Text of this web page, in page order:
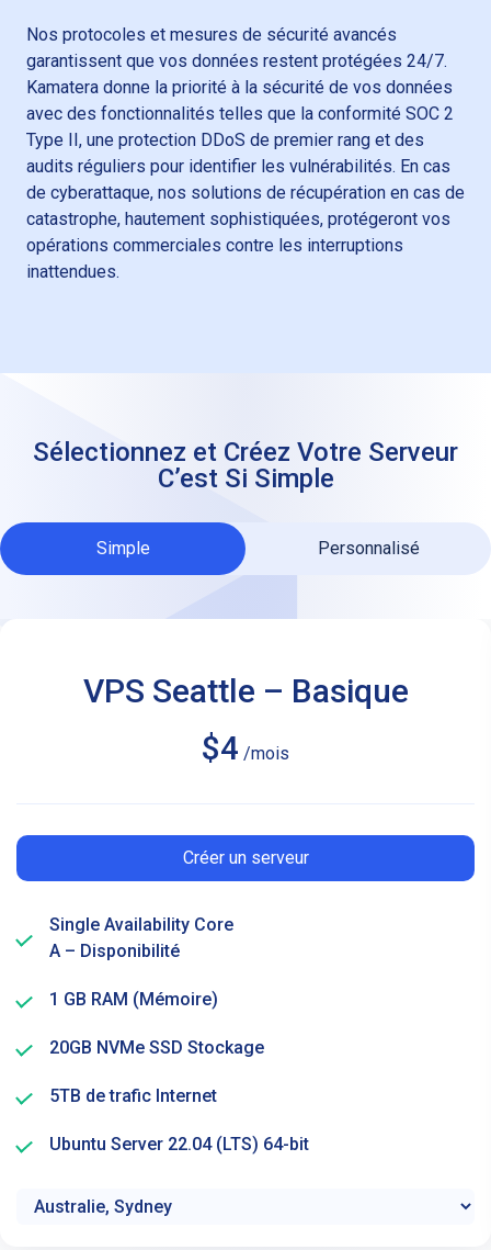
Nos protocoles et mesures de sécurité avancés
garantissent que vos données restent protégées 24/7.
Kamatera donne la priorité à la sécurité de vos données
avec des fonctionnalités telles que la conformité SOC 2
Type II, une protection DDoS de premier rang et des
audits réguliers pour identifier les vulnérabilités. En cas
de cyberattaque, nos solutions de récupération en cas de
catastrophe, hautement sophistiquées, protégeront vos
opérations commerciales contre les interruptions
inattendues.
Sélectionnez et Créez Votre Serveur
C’est Si Simple
Simple Personnalisé
VPS Seattle – Basique
$4 /mois
Créer un serveur
Single Availability Core
A – Disponibilité
1 GB RAM (Mémoire)
20GB NVMe SSD Stockage
5TB de trafic Internet
Ubuntu Server 22.04 (LTS) 64-bit